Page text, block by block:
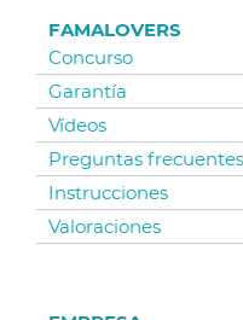
FAMALOVERS
Concurso
Garantía
Vídeos
Preguntas frecuentes
Instrucciones
Valoraciones